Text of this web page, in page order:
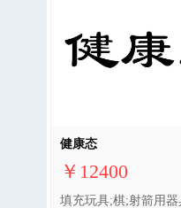
健康态
￥12400